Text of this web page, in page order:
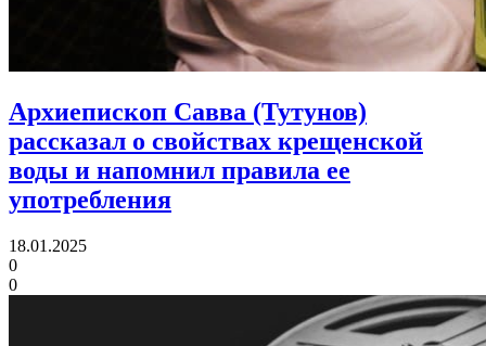
Архиепископ Савва (Тутунов)
рассказал о свойствах крещенской
воды и напомнил правила ее
употребления
18.01.2025
0
0